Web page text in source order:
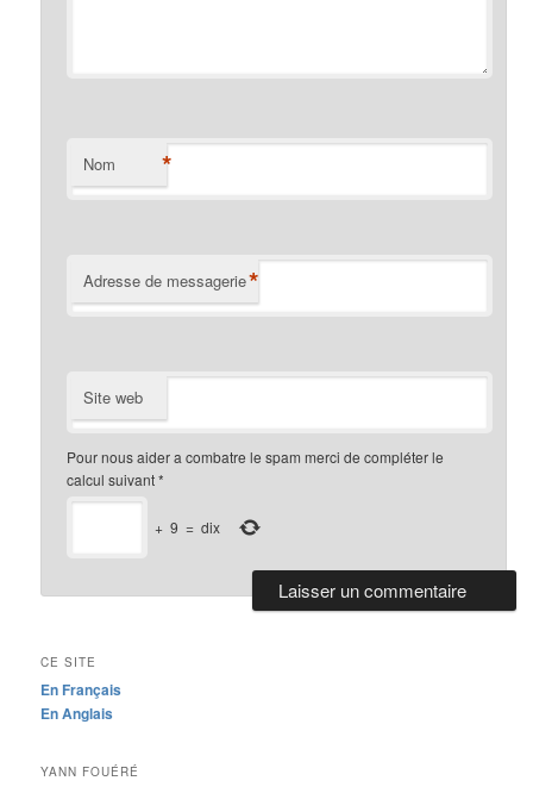
Nom *
Adresse de messagerie*
Site web
Pour nous aider a combatre le spam merci de compléter le
calcul suivant*
+ 9 = dix
CE SITE
En Français
En Anglais
YANN FOUÉRÉ